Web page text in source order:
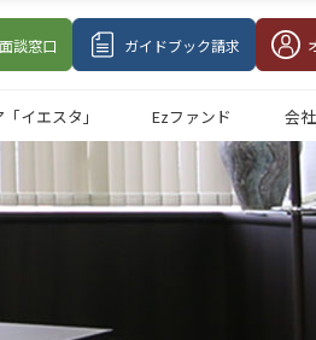
談窓口 ガイドブック請求
イエスタ」 Ezファンド 会